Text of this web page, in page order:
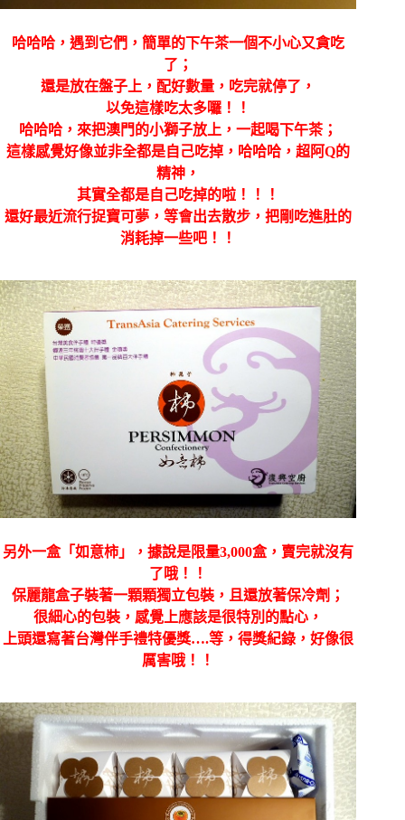
哈哈哈，遇到它們，簡單的下午茶一個不小心又貪吃
了；
還是放在盤子上，配好數量，吃完就停了，
以免這樣吃太多囉！！
哈哈哈，來把澳門的小獅子放上，一起喝下午茶；
這樣感覺好像並非全都是自己吃掉，哈哈哈，超阿Q的
精神，
其實全都是自己吃掉的啦！！！
還好最近流行捉寶可夢，等會出去散步，把剛吃進肚的
消耗掉一些吧！！
另外一盒「如意柿」，據說是限量3,000盒，賣完就沒有
了哦！！
保麗龍盒子裝著一顆顆獨立包裝，且還放著保冷劑；
很細心的包裝，感覺上應該是很特別的點心，
上頭還寫著台灣伴手禮特優獎….等，得獎紀錄，好像很
厲害哦！！